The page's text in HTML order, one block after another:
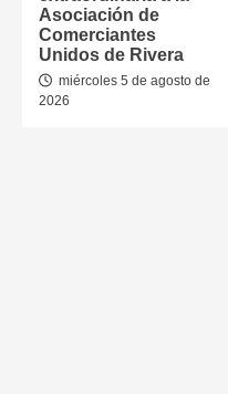
Asociación de
Comerciantes
Unidos de Rivera
miércoles 5 de agosto de
2026